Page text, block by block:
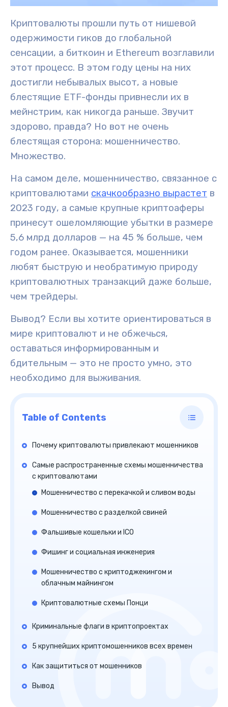
Криптовалюты прошли путь от нишевой
одержимости гиков до глобальной
сенсации, а биткоин и Ethereum возглавили
этот процесс. В этом году цены на них
достигли небывалых высот, а новые
блестящие ETF-фонды привнесли их в
мейнстрим, как никогда раньше. Звучит
здорово, правда? Но вот не очень
блестящая сторона: мошенничество.
Множество.
На самом деле, мошенничество, связанное с
криптовалютами скачкообразно вырастет в
2023 году, а самые крупные криптоаферы
принесут ошеломляющие убытки в размере
5,6 млрд долларов — на 45 % больше, чем
годом ранее. Оказывается, мошенники
любят быструю и необратимую природу
криптовалютных транзакций даже больше,
чем трейдеры.
Вывод? Если вы хотите ориентироваться в
мире криптовалют и не обжечься,
оставаться информированным и
бдительным — это не просто умно, это
необходимо для выживания.
Table of Contents
Почему криптовалюты привлекают мошенников
Самые распространенные схемы мошенничества
с криптовалютами
Мошенничество с перекачкой и сливом воды
Мошенничество с разделкой свиней
Фальшивые кошельки и ICO
Фишинг и социальная инженерия
Мошенничество с криптоджекингом и
облачным майнингом
Криптовалютные схемы Понци
Криминальные флаги в криптопроектах
5 крупнейших криптомошенников всех времен
Как защититься от мошенников
Вывод